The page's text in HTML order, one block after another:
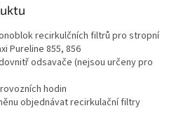
recirkulčních filtrů pro stropní
Pureline 855, 856
odsavače (nejsou určeny pro
hodin
objednávat recirkulační filtry